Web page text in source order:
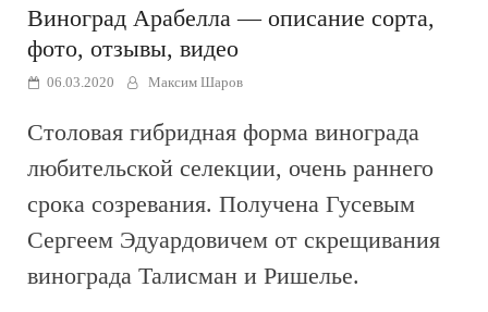
Виноград Арабелла — описание сорта,
фото, отзывы, видео
06.03.2020 Максим Шаров
Столовая гибридная форма винограда
любительской селекции, очень раннего
срока созревания. Получена Гусевым
Сергеем Эдуардовичем от скрещивания
винограда Талисман и Ришелье.